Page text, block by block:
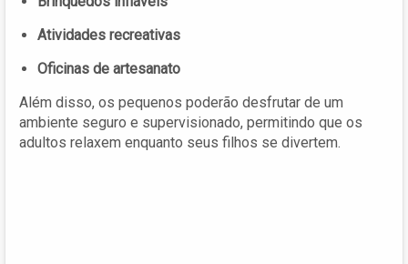
Atividades recreativas
Oficinas de artesanato
Além disso, os pequenos poderão desfrutar de um
ambiente seguro e supervisionado, permitindo que os
adultos relaxem enquanto seus filhos se divertem.